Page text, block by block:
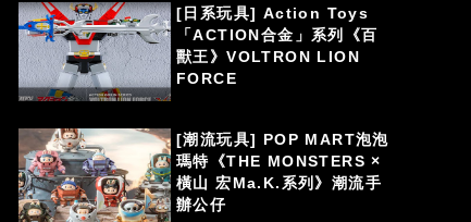
[日系玩具] Action Toys
「ACTION合金」系列《百
獸王》VOLTRON LION
FORCE
[潮流玩具] POP MART泡泡
瑪特《THE MONSTERS ×
橫山 宏Ma.K.系列》潮流手
辦公仔